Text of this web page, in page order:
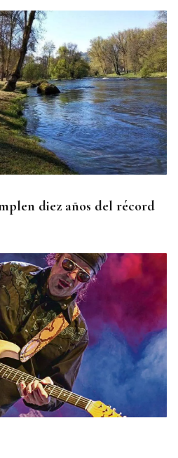
la oferta de petróleo
diez años del récord